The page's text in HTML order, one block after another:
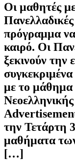
Οι μαθητές
πρόγραμμα
καιρό. Οι
ξεκινούν την
με το μάθημα
την Τετάρτη
μαθήματα
[…]